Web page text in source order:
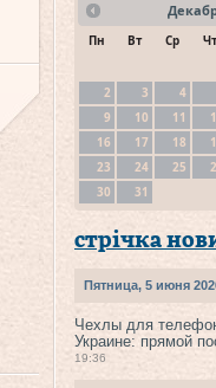
Пн Вт Ср
2
3 4
9
10 11
16
17 18
23
24 25
30
31
стрічка
Пятница, 5 июня
Чехлы для
Украине: прямой
19:36